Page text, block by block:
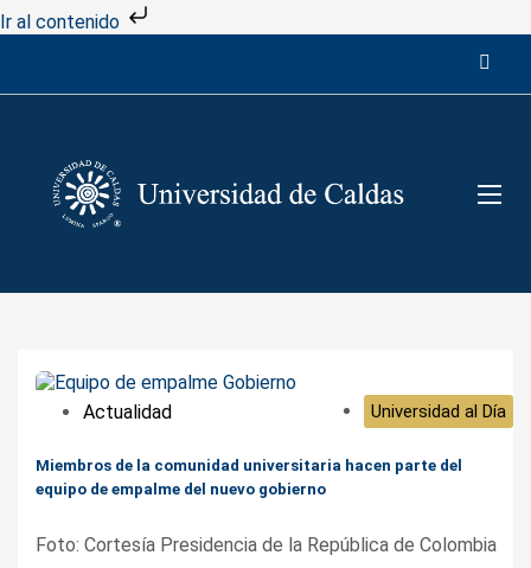
Ir al contenido
Actualidad Universidad al Día
Miembros de la comunidad universitaria hacen parte del
equipo de empalme del nuevo gobierno
Foto: Cortesía Presidencia de la República de Colombia